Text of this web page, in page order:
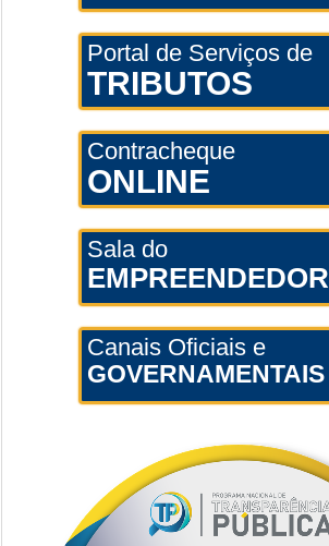
Portal de Serviços de
TRIBUTOS
Contracheque
ONLINE
Sala do
EMPREENDEDOR
Canais Oficiais e
GOVERNAMENTAIS